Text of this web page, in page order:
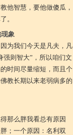
他智慧，要他做傻瓜，
。
象
为我们今天是凡夫，凡
强则智大”，所以咱们文
时间尽量缩短，而且个
教长期以来老弱病多的
那么胖我看总有原因
；一个原因：名利双